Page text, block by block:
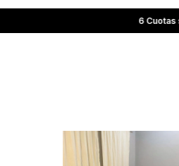
6 Cuotas sin Interés